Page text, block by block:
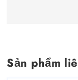
Sản phẩm